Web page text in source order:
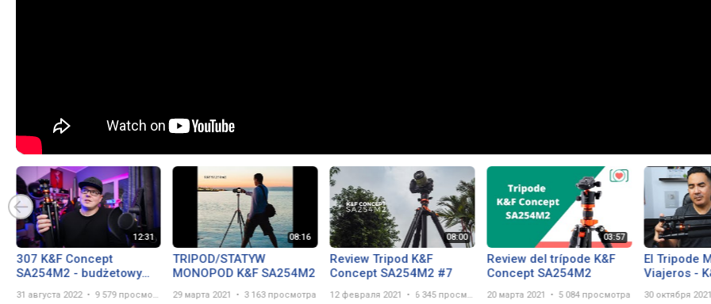
307 K&F Concept
SA254M2 - budżetowy
31 августа 2022 9 579 просмотров
TRIPOD/STATYW
MONOPOD K&F SA254M2
29 марта 2021 3 163 просмотра
Review Tripod K&F
Concept SA254M2 #7
12 февраля 2021 6 345 просмотров
Review del trípode K&F
Concept SA254M2
20 марта 2021 5 084 просмотра
El Tripode
Viajeros -
30 октября